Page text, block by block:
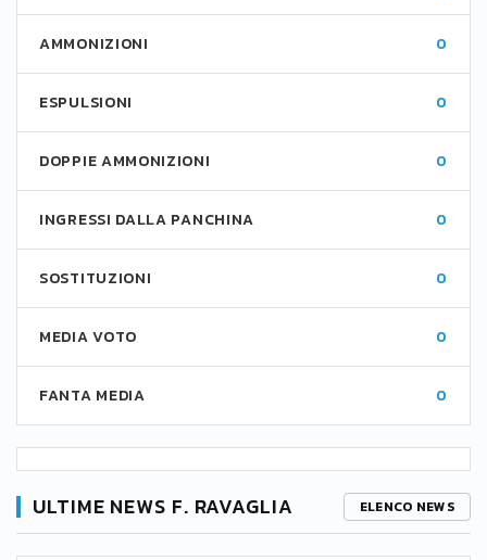
AMMONIZIONI 0
ESPULSIONI 0
DOPPIE AMMONIZIONI 0
INGRESSI DALLA PANCHINA 0
SOSTITUZIONI 0
MEDIA VOTO 0
FANTA MEDIA 0
ULTIME NEWS F. RAVAGLIA ELENCO NEWS